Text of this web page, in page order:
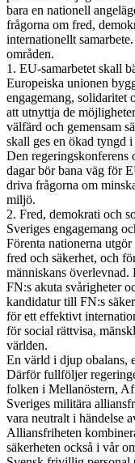
bara en nationell
frågorna om fred,
internationellt
områden.
1. EU-samarbetet skall
Europeiska unionen
engagemang, solidaritet
att utnyttja de
välfärd och gemensam
skall ges en ökad tyngd
Den regeringskonferens
dagar bör bana väg för
driva frågorna om
miljö.
2. Fred, demokrati och
Sveriges engagemang
Förenta nationerna
fred och säkerhet, och
människans överlevnad.
FN:s akuta svårigheter
kandidatur till FN:s
för ett effektivt
för social rättvisa,
världen.
En värld i djup obalans,
Därför fullföljer
folken i Mellanöstern,
Sveriges militära
vara neutralt i händelse
Alliansfriheten
säkerheten också i vår